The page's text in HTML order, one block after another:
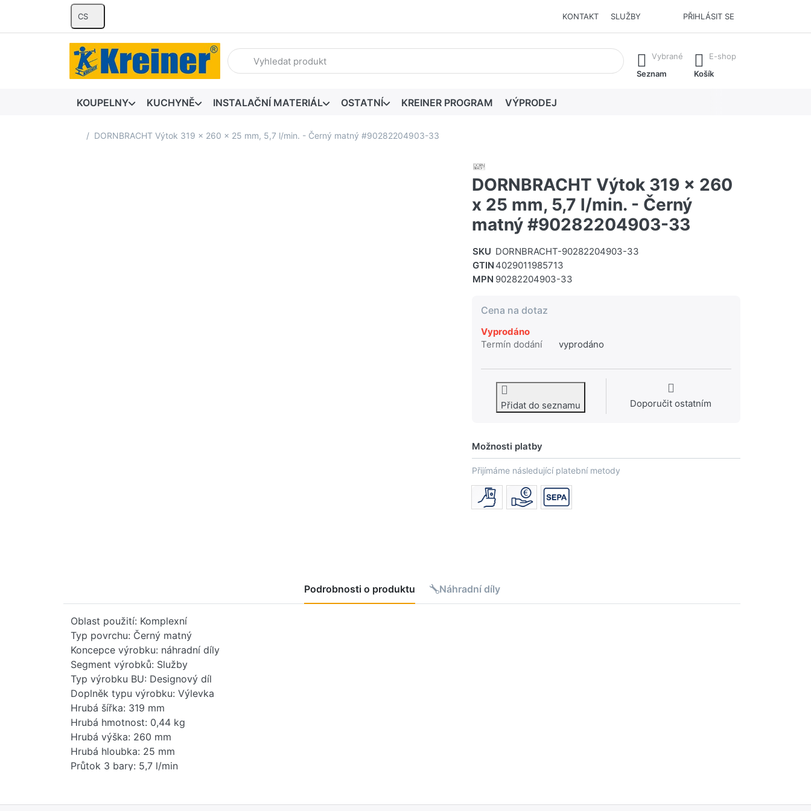
CS KONTAKT SLUŽBY PŘIHLÁSIT SE
Zadejte hledaný výraz. První výsledky se zobrazí automaticky při zadávání. Stisknutím klávesy Enter vyvoláte všechny výsledky.
Vybrané
Seznam
E-shop
Košík
KOUPELNY KUCHYNĚ INSTALAČNÍ MATERIÁL OSTATNÍ KREINER PROGRAM VÝPRODEJ
Domovská stránka
DORNBRACHT Výtok 319 x 260 x 25 mm, 5,7 l/min. - Černý matný #90282204903-33
DORNBRACHT Výtok 319 x 260
x 25 mm, 5,7 l/min. - Černý
matný #90282204903-33
SKU DORNBRACHT-90282204903-33
GTIN 4029011985713
MPN 90282204903-33
Cena na dotaz
Vyprodáno
Termín dodání
vyprodáno
Přidat do seznamu Doporučit ostatním
Možnosti platby
Přijímáme následující platební metody
Podrobnosti o produktu Náhradní díly
Oblast použití: Komplexní
Typ povrchu: Černý matný
Koncepce výrobku: náhradní díly
Segment výrobků: Služby
Typ výrobku BU: Designový díl
Doplněk typu výrobku: Výlevka
Hrubá šířka: 319 mm
Hrubá hmotnost: 0,44 kg
Hrubá výška: 260 mm
Hrubá hloubka: 25 mm
Průtok 3 bary: 5,7 l/min